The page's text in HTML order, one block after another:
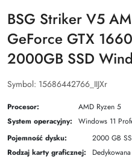
BSG Striker V5
GeForce GTX
2000GB SSD
Symbol: 15686442766_IIJXr
Procesor:
AMD Ryzen 5
System operacyjny:
Windows 11
Pojemność dysku:
2000 GB
Rodzaj karty graficznej:
Dedykowana